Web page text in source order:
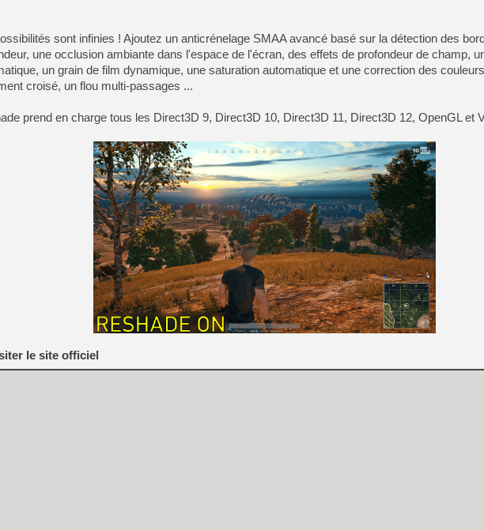
[GK] Mémoire cash -
[GK] Nvidia : le prix des
[GK] Suikoden Star Leap
[Mo5] La mini borne
sont infinies ! Ajoutez un anticrénelage SMAA avancé basé sur la détection des
une occlusion ambiante dans l'espace de l'écran, des effets de profondeur de champ,
un grain de film dynamique, une saturation automatique et une correction des
croisé, un flou multi-passages ...
prend en charge tous les Direct3D 9, Direct3D 10, Direct3D 11, Direct3D 12, OpenGL et
le site officiel